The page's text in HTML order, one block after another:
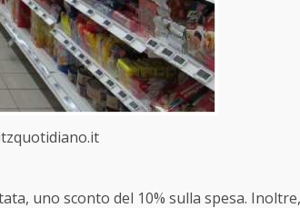
uno sconto del 10% sulla spesa. Inoltre,